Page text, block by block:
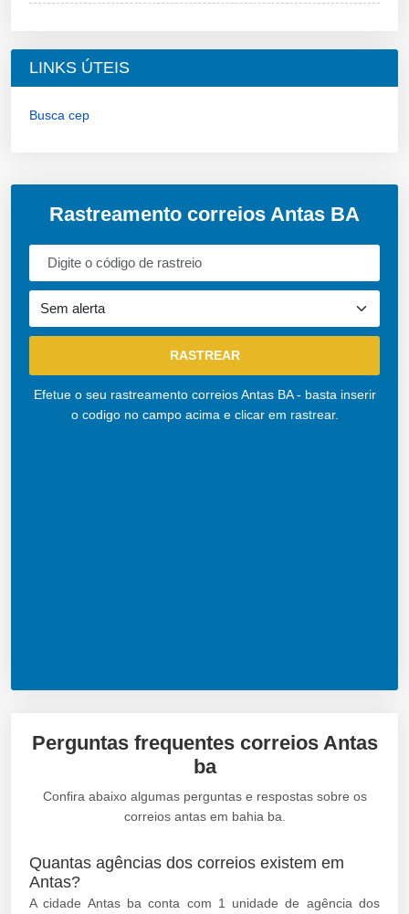
LINKS ÚTEIS
Busca cep
Rastreamento correios Antas BA
Efetue o seu rastreamento correios Antas BA - basta inserir
o codigo no campo acima e clicar em rastrear.
Perguntas frequentes correios Antas
ba
Confira abaixo algumas perguntas e respostas sobre os
correios antas em bahia ba.
Quantas agências dos correios existem em
Antas?
A cidade Antas ba conta com 1 unidade de agência dos